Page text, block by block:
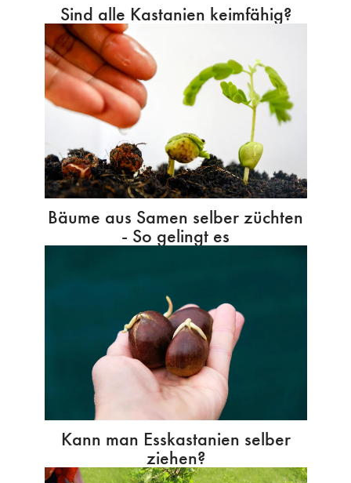
Sind alle Kastanien keimfähig?
Bäume aus Samen selber züchten
- So gelingt es
Kann man Esskastanien selber
ziehen?